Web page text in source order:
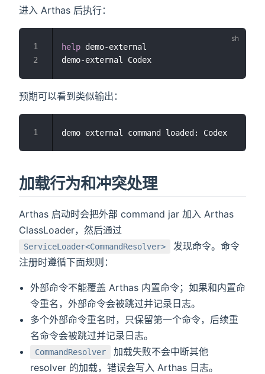
进入 Arthas 后执行：
help demo-external
预期可以看到类似输出：
加载行为和冲突处理
Arthas 启动时会把外部 command jar 加入 Arthas
ClassLoader，然后通过
ServiceLoader<CommandResolver>
发现命令。命令
注册时遵循下面规则：
外部命令不能覆盖 Arthas 内置命令；如果和内置命
令重名，外部命令会被跳过并记录日志。
多个外部命令重名时，只保留第一个命令，后续重
名命令会被跳过并记录日志。
CommandResolver
加载失败不会中断其他
resolver 的加载，错误会写入 Arthas 日志。